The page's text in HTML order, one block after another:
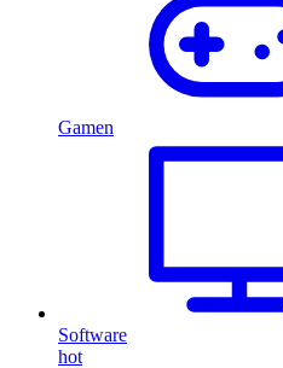
Gamen
Software
hot